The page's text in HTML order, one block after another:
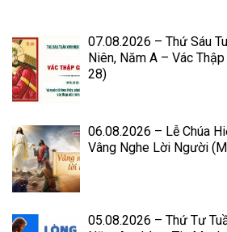
07.08.2026 – Thứ Sáu
Niên, Năm A – Vác
28)
06.08.2026 – Lễ Chúa
Vâng Nghe Lời Người
05.08.2026 – Thứ Tư